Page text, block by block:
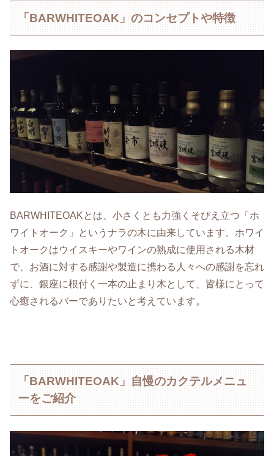
「BARWHITEOAK」のコンセプトや特徴
BARWHITEOAKとは、小さくとも力強くそびえ立つ「ホ
ワイトオーク」というナラの木に由来しています。ホワイ
トオークはウイスキーやワインの熟成に使用される木材
で、お酒に対する感謝や製造に携わる人々への感謝を忘れ
ずに、銀座に根付く一本の止まり木として、皆様にとって
心癒されるバーでありたいと考えています。
「BARWHITEOAK」自慢のカクテルメニュ
ーをご紹介